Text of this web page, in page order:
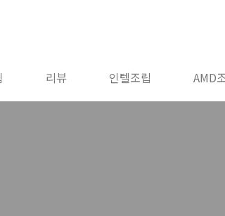
리뷰 인텔조립 AMD